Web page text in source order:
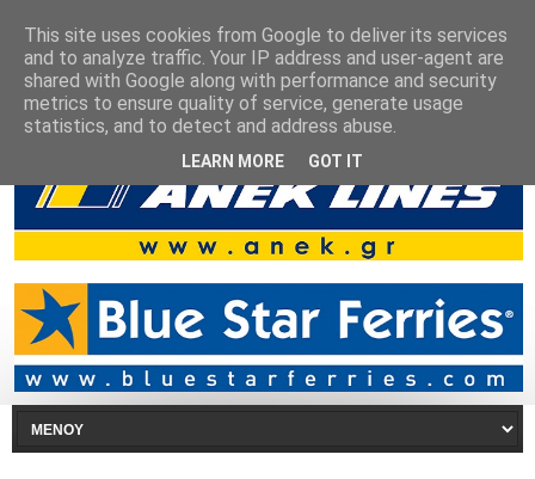
This site uses cookies from Google to deliver its services
and to analyze traffic. Your IP address and user-agent are
shared with Google along with performance and security
metrics to ensure quality of service, generate usage
statistics, and to detect and address abuse.
LEARN MORE GOT IT